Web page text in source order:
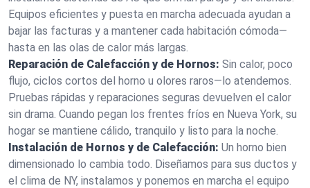
Equipos eficientes y puesta en marcha adecuada ayudan a
bajar las facturas y a mantener cada habitación cómoda—
hasta en las olas de calor más largas.
Reparación de Calefacción y de Hornos: Sin calor, poco
flujo, ciclos cortos del horno u olores raros—lo atendemos.
Pruebas rápidas y reparaciones seguras devuelven el calor
sin drama. Cuando pegan los frentes fríos en Nueva York, su
hogar se mantiene cálido, tranquilo y listo para la noche.
Instalación de Hornos y de Calefacción: Un horno bien
dimensionado lo cambia todo. Diseñamos para sus ductos y
el clima de NY, instalamos y ponemos en marcha el equipo